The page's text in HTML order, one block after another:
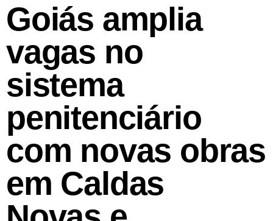
Goiás amplia
vagas no
sistema
penitenciário
com novas obras
em Caldas